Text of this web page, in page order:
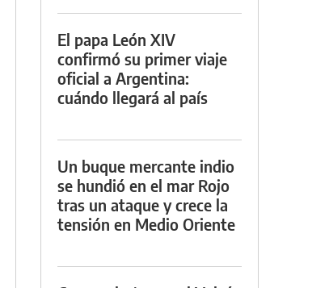
El papa León XIV
confirmó su primer viaje
oficial a Argentina:
cuándo llegará al país
Un buque mercante indio
se hundió en el mar Rojo
tras un ataque y crece la
tensión en Medio Oriente